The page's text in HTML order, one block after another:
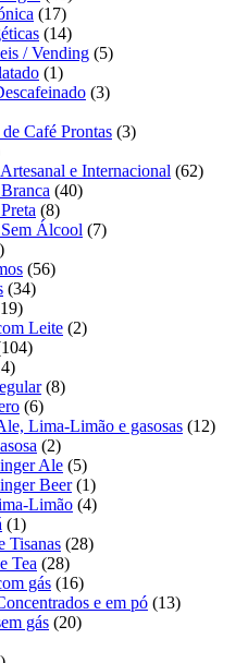
1717
produtos
1414
produtos
/ Vending 55
11
produto
33
Café Prontas 33
e Internacional 6262
4040
88
produtos
Álcool 77
1
5656
3434
1919
produtos
Leite 22
104104
14
produtos
88
66
produtos
Lima-Limão e gasosas 1212
22
produtos
Ale 55
produtos
Beer 11
produto
Limão 44
11
produto
Tisanas 2828
Tea 2828
produtos
gás 1616
produtos
e em pó 1313
gás 2020